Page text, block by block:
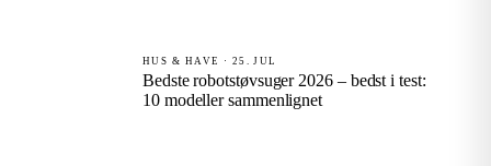
HUS & HAVE · 25. JUL
Bedste robotstøvsuger 2026 – bedst i test:
10 modeller sammenlignet